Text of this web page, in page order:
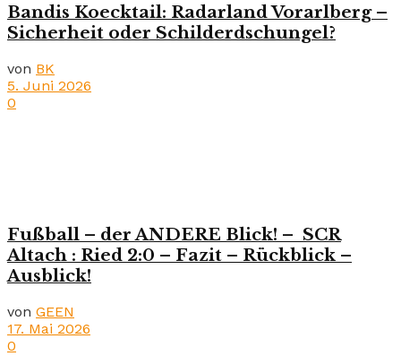
Bandis Koecktail: Radarland Vorarlberg –
Sicherheit oder Schilderdschungel?
von BK
5. Juni 2026
0
Fußball – der ANDERE Blick! – SCR
Altach : Ried 2:0 – Fazit – Rückblick –
Ausblick!
von GEEN
17. Mai 2026
0